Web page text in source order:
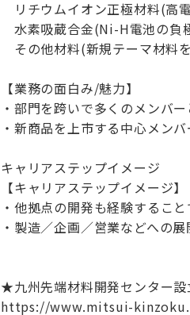
リチウムイオン正極材料(高電
水素吸蔵合金(Ni-H電池の負
その他材料(新規テーマ材料
【業務の面白み/魅力】
・部門を跨いで多くのメンバ
・新商品を上市する中心メン
キャリアステップイメージ
【キャリアステップイメージ】
・他拠点の開発も経験するこ
・製造／企画／営業などへの
★九州先端材料開発センター設
https://www.mitsui-